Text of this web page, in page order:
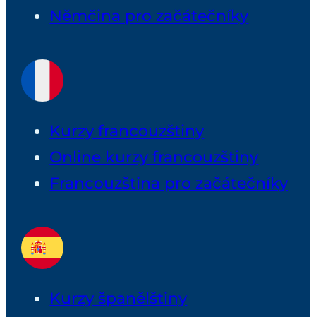
Němčina pro začátečníky
Kurzy francouzštiny
Online kurzy francouzštiny
Francouzština pro začátečníky
Kurzy španělštiny